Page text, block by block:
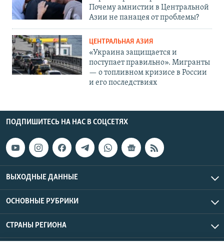
Почему амнистии в Центральной
Азии не панацея от проблемы?
ЦЕНТРАЛЬНАЯ АЗИЯ
«Украина защищается и
поступает правильно». Мигранты
— о топливном кризисе в России
и его последствиях
ПОДПИШИТЕСЬ НА НАС В СОЦСЕТЯХ
ВЫХОДНЫЕ ДАННЫЕ
ОСНОВНЫЕ РУБРИКИ
СТРАНЫ РЕГИОНА